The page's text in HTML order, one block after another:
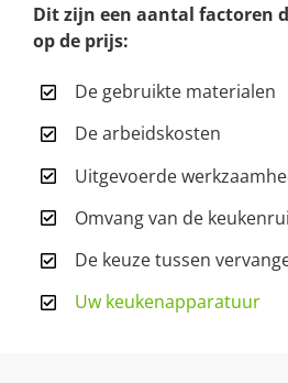
Dit zijn een aantal factoren
op de prijs:
De gebruikte materialen
De arbeidskosten
Uitgevoerde
Omvang van de
De keuze tussen
Uw keukenapparatuur